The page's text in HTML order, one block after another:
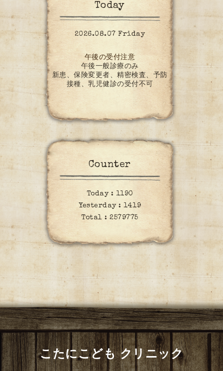
Today
2026.08.07 Friday
午後の受付注意
午後一般診療のみ
新患、保険変更者、精密検査、予防
接種、乳児健診の受付不可
Counter
Today : 1190
Yesterday : 1419
Total :2579775
こたにこども クリニック